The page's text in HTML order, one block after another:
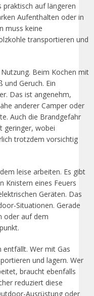
auf längeren
Aufenthalten oder in
muss keine
transportieren und
Beim Kochen mit
und Geruch. Ein
Das ist angenehm,
anderer Camper oder
Auch die Brandgefahr
geringer, wobei
trotzdem vorsichtig
leise arbeiten. Es gibt
Knistern eines Feuers
Geräten. Das
Situationen. Gerade
oder auf dem
entfällt. Wer mit Gas
und lagern. Wer
braucht ebenfalls
reduziert diese
Ausrüstung oder